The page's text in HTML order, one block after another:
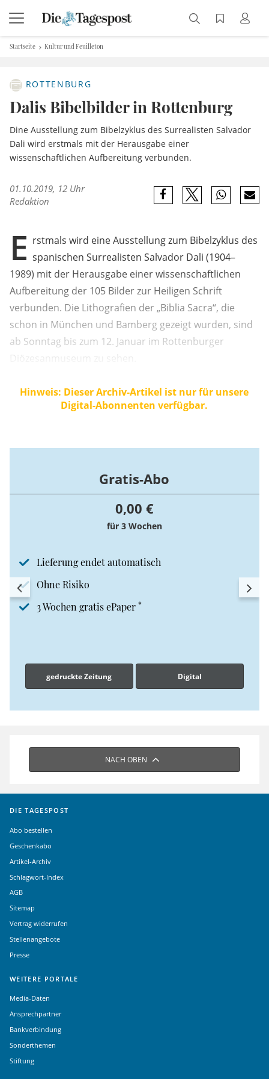
Startseite Kultur und Feuilleton
ROTTENBURG
Dalis Bibelbilder in Rottenburg
Dine Ausstellung zum Bibelzyklus des Surrealisten Salvador
Dali wird erstmals mit der Herausgabe einer
wissenschaftlichen Aufbereitung verbunden.
01.10.2019, 12 Uhr
Redaktion
E rstmals wird eine Ausstellung zum Bibelzyklus des
spanischen Surrealisten Salvador Dali (1904–
1989) mit der Herausgabe einer wissenschaftlichen
Aufbereitung der 105 Bilder zur Heiligen Schrift
verbunden. Die Lithografien der „Biblia Sacra“, die
schon in München und Bamberg gezeigt wurden, sind
ab Sonntag bis zum 12. Januar im Rottenburger
Diözesanmuseum zu sehen.
Hinweis: Dieser Archiv-Artikel ist nur für unsere
Digital-Abonnenten verfügbar.
Gratis-Abo
0,00 €
für 3 Wochen
Lieferung endet automatisch
Ohne Risiko
3 Wochen gratis ePaper *
gedruckte Zeitung Digital
NACH OBEN
DIE TAGESPOST
Abo bestellen
Geschenkabo
Artikel-Archiv
Schlagwort-Index
AGB
Sitemap
Vertrag widerrufen
Stellenangebote
Presse
WEITERE PORTALE
Media-Daten
Ansprechpartner
Bankverbindung
Sonderthemen
Stiftung